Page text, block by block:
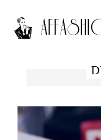
FASHION